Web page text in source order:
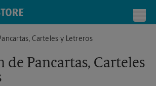
Hub Shopping Center
Carteles y Letreros
de Pancartas, Carteles